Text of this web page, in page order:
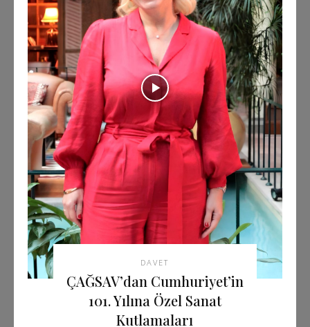
DAVET
ÇAĞSAV’dan Cumhuriyet’in
101. Yılına Özel Sanat
Kutlamaları